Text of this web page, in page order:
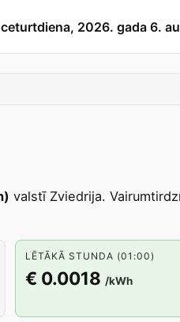
ceturtdiena, 2026. gada 6.
valstī Zviedrija.
LĒTĀKĀ STUNDA (01:00)
€ 0.0018 /kWh